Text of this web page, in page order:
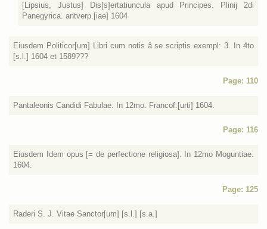
[Lipsius, Justus] Dis[s]ertatiuncula apud Principes. Plinij 2di
Panegyrica. antverp.[iae] 1604
Eiusdem Politicor[um] Libri cum notis â se scriptis exempl: 3. In 4to
[s.l.] 1604 et 1589???
Page: 110
Pantaleonis Candidi Fabulae. In 12mo. Francof:[urti] 1604.
Page: 116
Eiusdem Idem opus [= de perfectione religiosa]. In 12mo Moguntiae.
1604.
Page: 125
Raderi S. J. Vitae Sanctor[um] [s.l.] [s.a.]